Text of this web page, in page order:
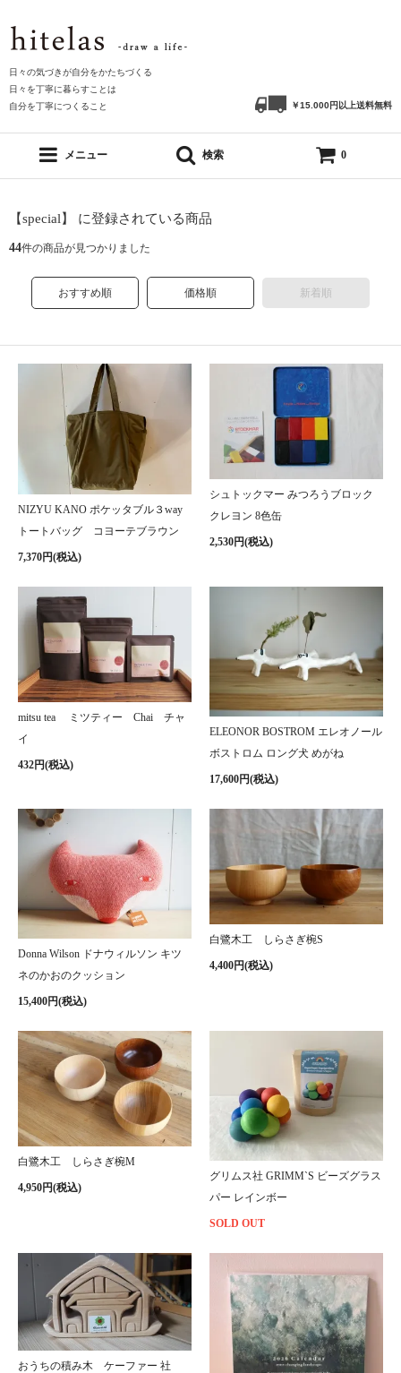
日々の気づきが自分をかたちづくる
日々を丁寧に暮らすことは
自分を丁寧につくること
￥15.000円以上送料無料
メニュー 検索 0
【special】 に登録されている商品
44件の商品が見つかりました
おすすめ順 価格順 新着順
NIZYU KANO ポケッタブル３way
トートバッグ コヨーテブラウン
7,370円(税込)
シュトックマー みつろうブロック
クレヨン 8色缶
2,530円(税込)
mitsu tea ミツティー Chai チャ
イ
432円(税込)
ELEONOR BOSTROM エレオノール
ボストロム ロング犬 めがね
17,600円(税込)
Donna Wilson ドナウィルソン キツ
ネのかおのクッション
15,400円(税込)
白鷺木工 しらさぎ椀S
4,400円(税込)
白鷺木工 しらさぎ椀M
4,950円(税込)
グリムス社 GRIMM`S ビーズグラス
パー レインボー
SOLD OUT
おうちの積み木 ケーファー 社